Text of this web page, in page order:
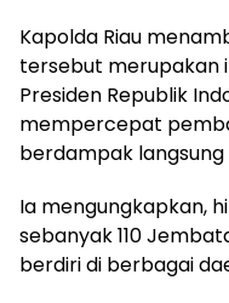
Kapolda Riau
tersebut merupakan
Presiden Republik
mempercepat
berdampak
Ia mengungkapkan,
sebanyak 110
berdiri di berbagai